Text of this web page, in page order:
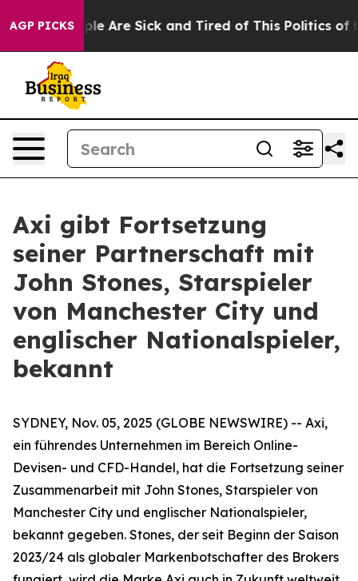
AGP PICKS
“People Are Sick and Tired of This Politics of
Axi gibt Fortsetzung
seiner Partnerschaft mit
John Stones, Starspieler
von Manchester City und
englischer Nationalspieler,
bekannt
SYDNEY, Nov. 05, 2025 (GLOBE NEWSWIRE) -- Axi,
ein führendes Unternehmen im Bereich Online-
Devisen- und CFD-Handel, hat die Fortsetzung seiner
Zusammenarbeit mit John Stones, Starspieler von
Manchester City und englischer Nationalspieler,
bekannt gegeben. Stones, der seit Beginn der Saison
2023/24 als globaler Markenbotschafter des Brokers